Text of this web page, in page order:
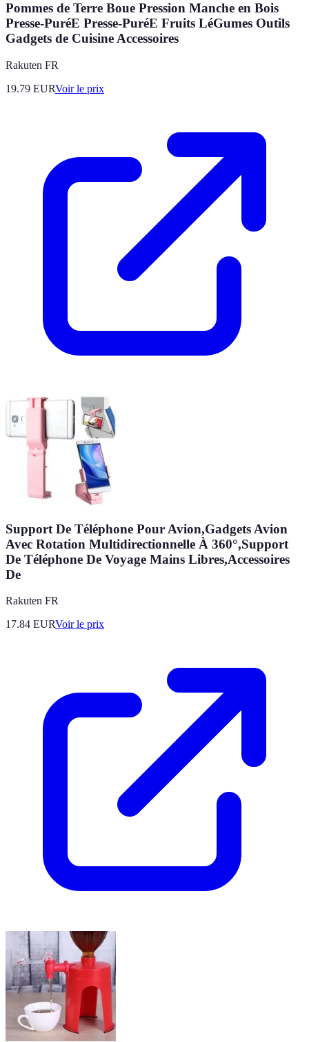
Pommes de Terre Boue Pression Manche en Bois
Presse-PuréE Presse-PuréE Fruits LéGumes Outils
Gadgets de Cuisine Accessoires
Rakuten FR
19.79 EURVoir le prix
Support De Téléphone Pour Avion,Gadgets Avion
Avec Rotation Multidirectionnelle À 360°,Support
De Téléphone De Voyage Mains Libres,Accessoires
De
Rakuten FR
17.84 EURVoir le prix